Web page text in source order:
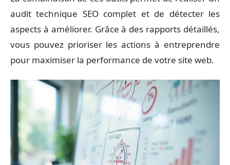
audit technique SEO complet et de détecter les
aspects à améliorer. Grâce à des rapports détaillés,
vous pouvez prioriser les actions à entreprendre
pour maximiser la performance de votre site web.